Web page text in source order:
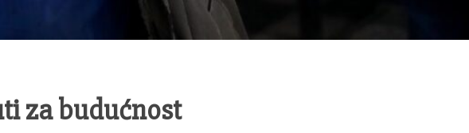
za budućnost